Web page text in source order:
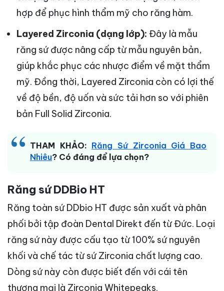
hợp để phục hình thẩm mỹ cho răng hàm.
Layered Zirconia (dạng lớp): Đây là mẫu
răng sứ được nâng cấp từ mẫu nguyên bản,
giúp khắc phục các nhược điểm về mặt thẩm
mỹ. Đồng thời, Layered Zirconia còn có lợi thế
về độ bền, độ uốn và sức tải hơn so với phiên
bản Full Solid Zirconia.
THAM KHẢO: Răng Sứ Zirconia Giá Bao
Nhiêu? Có đáng để lựa chọn?
Răng sứ DDBio HT
Răng toàn sứ DDbio HT được sản xuất và phân
phối bởi tập đoàn Dental Direkt đến từ Đức. Loại
răng sứ này được cấu tạo từ 100% sứ nguyên
khối và chế tác từ sứ Zirconia chất lượng cao.
Dòng sứ này còn được biết đến với cái tên
thương mại là Zirconia Whitepeaks.